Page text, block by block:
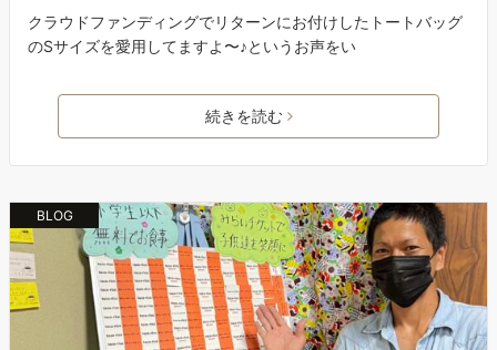
クラウドファンディングでリターンにお付けしたトートバッグ
のSサイズを愛用してますよ〜♪というお声をい
続きを読む
BLOG